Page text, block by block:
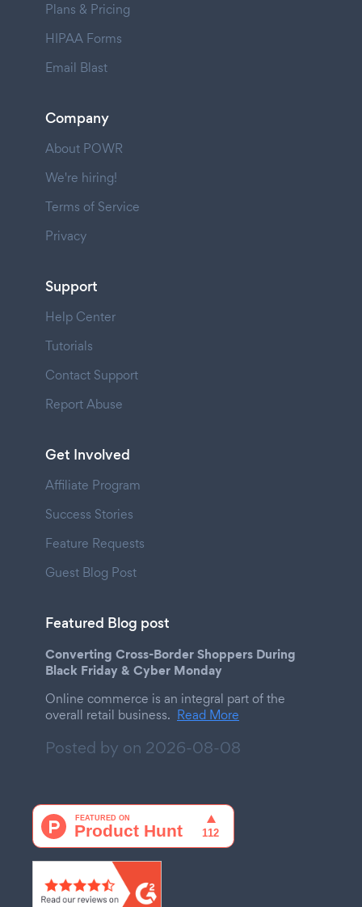
Plans & Pricing
HIPAA Forms
Email Blast
Company
About POWR
We're hiring!
Terms of Service
Privacy
Support
Help Center
Tutorials
Contact Support
Report Abuse
Get Involved
Affiliate Program
Success Stories
Feature Requests
Guest Blog Post
Featured Blog post
Converting Cross-Border Shoppers During
Black Friday & Cyber Monday
Online commerce is an integral part of the
overall retail business. Read More
Posted by on 2026-08-08